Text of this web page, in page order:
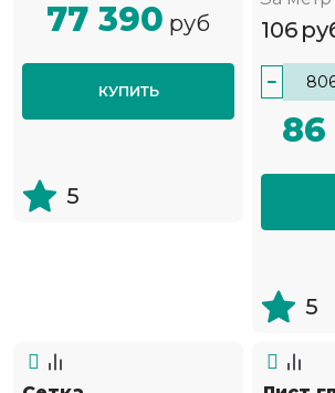
77 390 руб
КУПИТЬ
5
106
−
5